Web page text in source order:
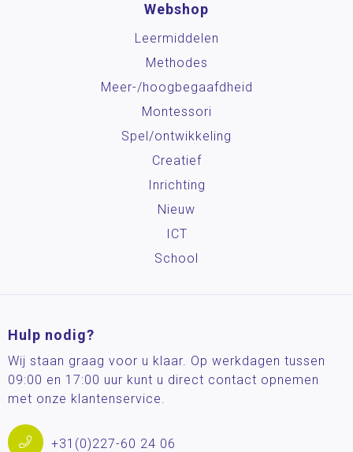
Webshop
Leermiddelen
Methodes
Meer-/hoog­begaafdheid
Montessori
Spel/ontwikkeling
Creatief
Inrichting
Nieuw
ICT
School
Hulp nodig?
Wij staan graag voor u klaar. Op werkdagen tussen
09:00 en 17:00 uur kunt u direct contact opnemen
met onze klantenservice.
+31(0)227-60 24 06